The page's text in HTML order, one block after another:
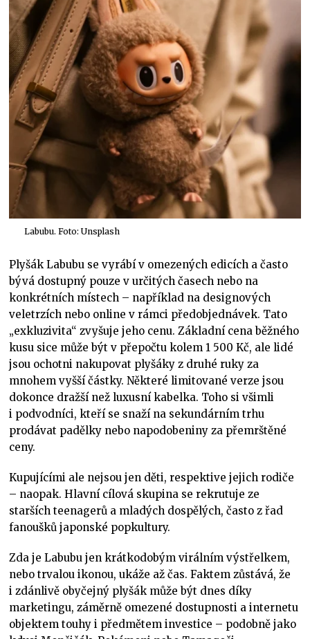
Labubu. Foto: Unsplash
Plyšák Labubu se vyrábí v omezených edicích a často
bývá dostupný pouze v určitých časech nebo na
konkrétních místech – například na designových
veletrzích nebo online v rámci předobjednávek. Tato
„exkluzivita“ zvyšuje jeho cenu. Základní cena běžného
kusu sice může být v přepočtu kolem 1 500 Kč, ale lidé
jsou ochotni nakupovat plyšáky z druhé ruky za
mnohem vyšší částky. Některé limitované verze jsou
dokonce dražší než luxusní kabelka. Toho si všimli
i podvodníci, kteří se snaží na sekundárním trhu
prodávat padělky nebo napodobeniny za přemrštěné
ceny.
Kupujícími ale nejsou jen děti, respektive jejich rodiče
– naopak. Hlavní cílová skupina se rekrutuje ze
starších teenagerů a mladých dospělých, často z řad
fanoušků japonské popkultury.
Zda je Labubu jen krátkodobým virálním výstřelkem,
nebo trvalou ikonou, ukáže až čas. Faktem zůstává, že
i zdánlivě obyčejný plyšák může být dnes díky
marketingu, záměrně omezené dostupnosti a internetu
objektem touhy i předmětem investice – podobně jako